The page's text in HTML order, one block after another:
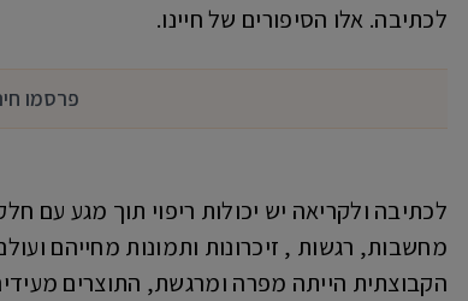
לכתיבה. אלו הסיפורים של חיינו.
פרסמו
לכתיבה ולקריאה יש יכולות ריפוי תוך מגע עם
מחשבות, רגשות , זיכרונות ותמונות מחייהם
הקבוצתית הייתה מפרה ומרגשת, התוצרים